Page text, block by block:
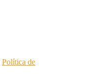
Política de